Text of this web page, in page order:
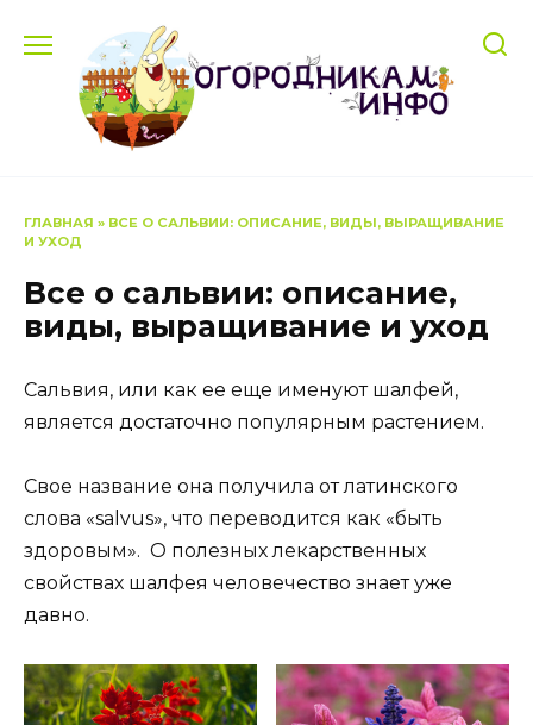
содержанию
ГЛАВНАЯ » ВСЕ О САЛЬВИИ: ОПИСАНИЕ, ВИДЫ, ВЫРАЩИВАНИЕ
И УХОД
Все о сальвии: описание,
виды, выращивание и уход
Сальвия, или как ее еще именуют шалфей,
является достаточно популярным растением.
Свое название она получила от латинского
слова «salvus», что переводится как «быть
здоровым». О полезных лекарственных
свойствах шалфея человечество знает уже
давно.